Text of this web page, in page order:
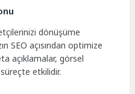
dönüşüme
SEO açısından optimize
açıklamalar, görsel
etkilidir.